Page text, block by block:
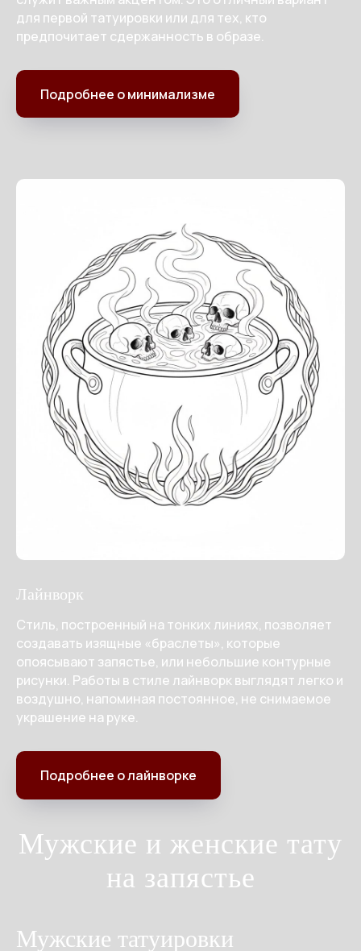
для первой татуировки или для тех, кто
предпочитает сдержанность в образе.
Подробнее о минимализме
Лайнворк
Стиль, построенный на тонких линиях, позволяет
создавать изящные «браслеты», которые
опоясывают запястье, или небольшие контурные
рисунки. Работы в стиле лайнворк выглядят легко и
воздушно, напоминая постоянное, не снимаемое
украшение на руке.
Подробнее о лайнворке
Мужские и женские тату
на запястье
Мужские татуировки